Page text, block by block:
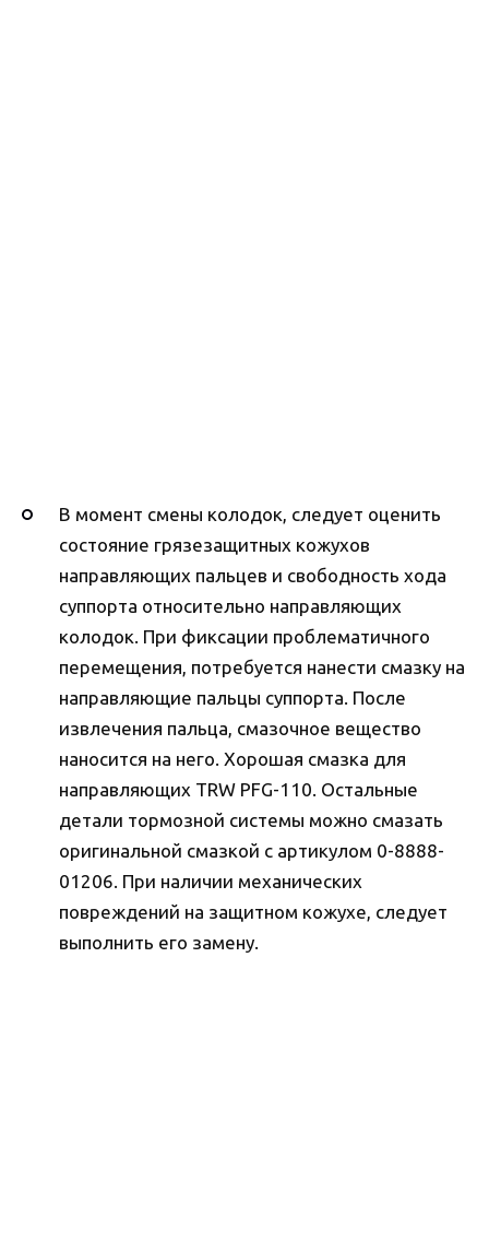
В момент смены колодок, следует оценить
состояние грязезащитных кожухов
направляющих пальцев и свободность хода
суппорта относительно направляющих
колодок. При фиксации проблематичного
перемещения, потребуется нанести смазку на
направляющие пальцы суппорта. После
извлечения пальца, смазочное вещество
наносится на него. Хорошая смазка для
направляющих TRW PFG-110. Остальные
детали тормозной системы можно смазать
оригинальной смазкой с артикулом 0-8888-
01206. При наличии механических
повреждений на защитном кожухе, следует
выполнить его замену.